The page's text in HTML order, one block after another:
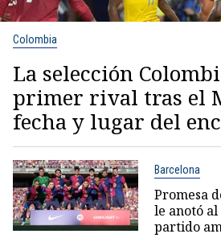
Colombia
La selección
primer rival tras el
fecha y lugar del
Barcelona
Promesa
le anotó
partido